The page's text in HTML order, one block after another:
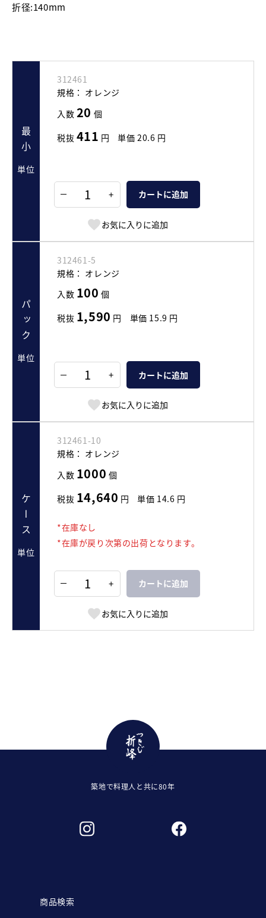
折径:140mm
最小
単位
312461
規格： オレンジ
入数 20 個
税抜 411 円 単価 20.6 円
+ カートに追加
お気に入りに追加
パック
単位
312461-5
規格： オレンジ
入数 100 個
税抜 1,590 円 単価 15.9 円
+ カートに追加
お気に入りに追加
ケース
単位
312461-10
規格： オレンジ
入数 1000 個
税抜 14,640 円 単価 14.6 円
*在庫なし
*在庫が戻り次第の出荷となります。
+ カートに追加
お気に入りに追加
築地で料理人と共に80年
商品検索